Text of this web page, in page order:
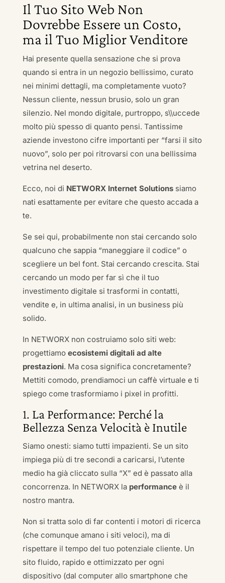
Il Tuo Sito Web Non
Dovrebbe Essere un Costo,
ma il Tuo Miglior Venditore
Hai presente quella sensazione che si prova
quando si entra in un negozio bellissimo, curato
nei minimi dettagli, ma completamente vuoto?
Nessun cliente, nessun brusio, solo un gran
silenzio. Nel mondo digitale, purtroppo, s\\uccede
molto più spesso di quanto pensi. Tantissime
aziende investono cifre importanti per “farsi il sito
nuovo”, solo per poi ritrovarsi con una bellissima
vetrina nel deserto.
Ecco, noi di NETWORX Internet Solutionssiamo
nati esattamente per evitare che questo accada a
te.
Se sei qui, probabilmente non stai cercando solo
qualcuno che sappia “maneggiare il codice” o
scegliere un bel font. Stai cercando crescita. Stai
cercando un modo per far sì che il tuo
investimento digitale si trasformi in contatti,
vendite e, in ultima analisi, in un business più
solido.
In NETWORX non costruiamo solo siti web:
progettiamo ecosistemi digitali ad alte
prestazioni. Ma cosa significa concretamente?
Mettiti comodo, prendiamoci un caffè virtuale e ti
spiego come trasformiamo i pixel in profitti.
1. La Performance: Perché la
Bellezza Senza Velocità è Inutile
Siamo onesti: siamo tutti impazienti. Se un sito
impiega più di tre secondi a caricarsi, l’utente
medio ha già cliccato sulla “X” ed è passato alla
concorrenza. In NETWORX la performanceè il
nostro mantra.
Non si tratta solo di far contenti i motori di ricerca
(che comunque amano i siti veloci), ma di
rispettare il tempo del tuo potenziale cliente. Un
sito fluido, rapido e ottimizzato per ogni
dispositivo (dal computer allo smartphone che